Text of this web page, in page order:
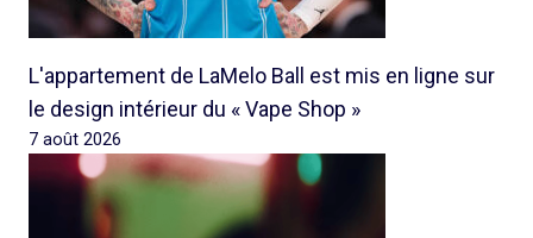
L'appartement de LaMelo Ball est mis en ligne sur
le design intérieur du « Vape Shop »
7 août 2026